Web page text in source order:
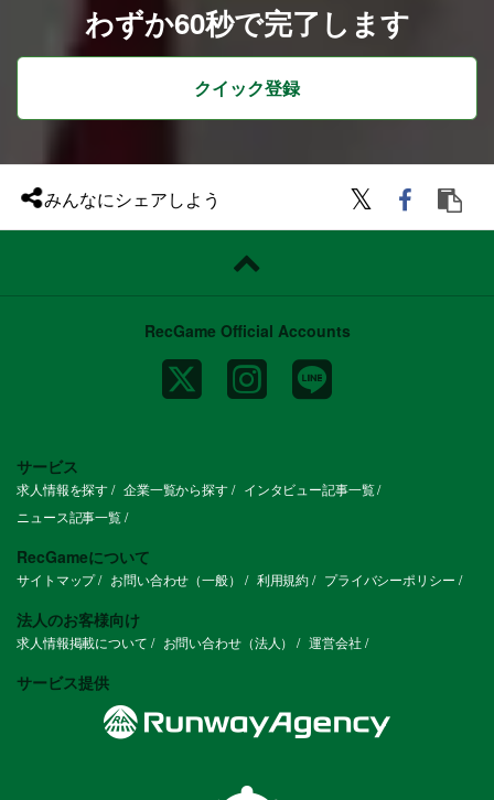
わずか60秒で完了します
クイック登録
みんなにシェアしよう
RecGame Official Accounts
サービス
求人情報を探す 企業一覧から探す
インタビュー記事一覧
ニュース記事一覧
RecGameについて
サイトマップ お問い合わせ（一般） 利用規約 プライバシーポリシー
法人のお客様向け
求人情報掲載について お問い合わせ（法人） 運営会社
サービス提供